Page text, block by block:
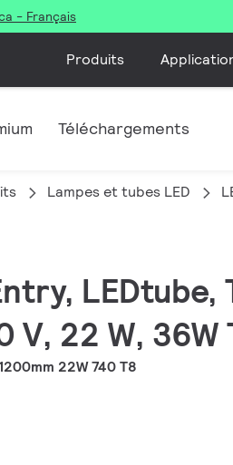
- Français
Produits
Téléchargements
Lampes et tubes LED
V, 22 W, 36W
22W 740 T8